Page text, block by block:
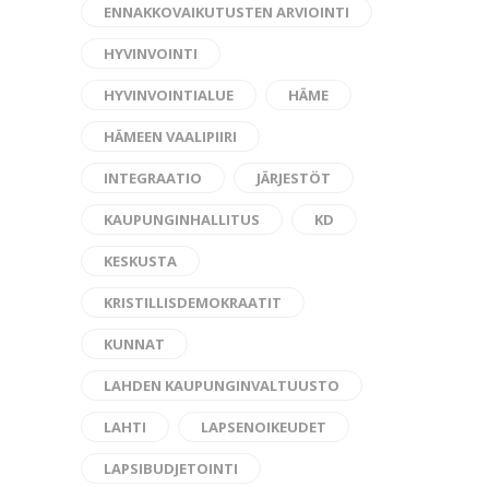
ENNAKKOVAIKUTUSTEN ARVIOINTI
HYVINVOINTI
HYVINVOINTIALUE HÄME
HÄMEEN VAALIPIIRI
INTEGRAATIO JÄRJESTÖT
KAUPUNGINHALLITUS KD
KESKUSTA
KRISTILLISDEMOKRAATIT
KUNNAT
LAHDEN KAUPUNGINVALTUUSTO
LAHTI LAPSENOIKEUDET
LAPSIBUDJETOINTI